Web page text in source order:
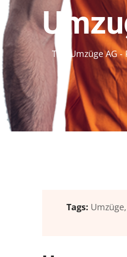
Top Umzüge AG
Tags: Umzüge,